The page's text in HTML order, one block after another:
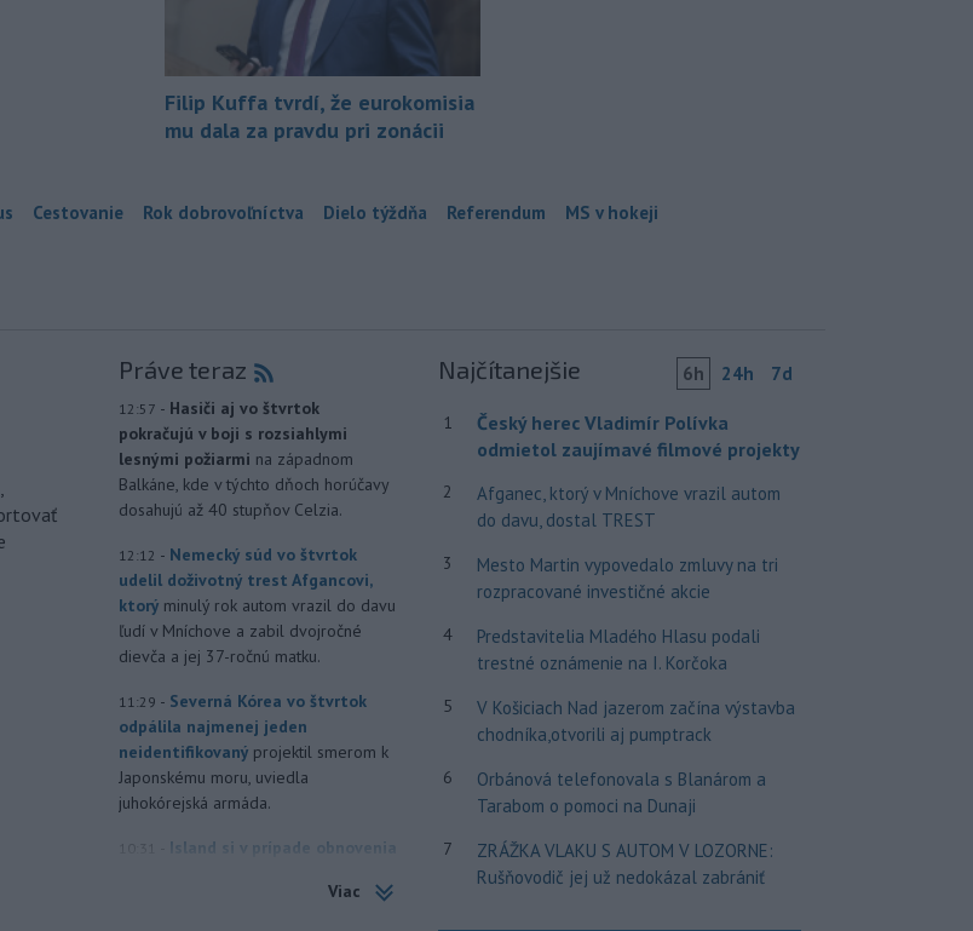
Filip Kuffa tvrdí, že eurokomisia
mu dala za pravdu pri zonácii
Cestovanie Rok dobrovoľníctva Dielo týždňa Referendum MS v hokeji
Práve teraz
12:57 - Hasiči aj vo štvrtok
pokračujú v boji s rozsiahlymi
lesnými požiarmi na západnom
Balkáne, kde v týchto dňoch horúčavy
dosahujú až 40 stupňov Celzia.
12:12 - Nemecký súd vo štvrtok
udelil doživotný trest Afgancovi,
ktorý minulý rok autom vrazil do davu
ľudí v Mníchove a zabil dvojročné
dievča a jej 37-ročnú matku.
11:29 - Severná Kórea vo štvrtok
odpálila najmenej jeden
neidentifikovaný projektil smerom k
Japonskému moru, uviedla
juhokórejská armáda.
Island si v prípade obnovenia
únie chce zachovať suverénnuViac
Najčítanejšie 6h 24h 7d
1
Český herec Vladimír Polívka
odmietol zaujímavé filmové projekty
2
Afganec, ktorý v Mníchove vrazil autom
do davu, dostal TREST
3
Mesto Martin vypovedalo zmluvy na tri
rozpracované investičné akcie
4
Predstavitelia Mladého Hlasu podali
trestné oznámenie na I. Korčoka
5
V Košiciach Nad jazerom začína výstavba
chodníka,otvorili aj pumptrack
6
Orbánová telefonovala s Blanárom a
Tarabom o pomoci na Dunaji
7
ZRÁŽKA VLAKU S AUTOM V LOZORNE:
Rušňovodič jej už nedokázal zabrániť